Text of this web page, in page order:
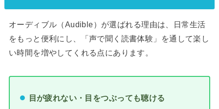
オーディブル（Audible）が選ばれる理由は、日常生活
をもっと便利にし、「声で聞く読書体験」を通して楽し
い時間を増やしてくれる点にあります。
目が疲れない・目をつぶっても聴ける